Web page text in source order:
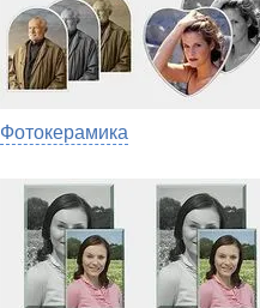
Фотокерамика